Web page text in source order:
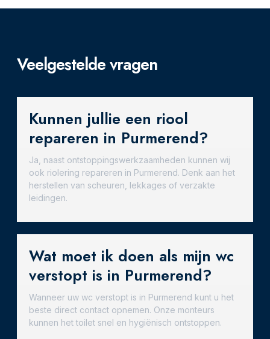
Veelgestelde vragen
Kunnen jullie een riool
repareren in Purmerend?
Ja, naast ontstoppingswerkzaamheden kunnen wij
ook riolering repareren in Purmerend. Denk aan het
herstellen van scheuren, lekkages of verzakte
leidingen.
Wat moet ik doen als mijn wc
verstopt is in Purmerend?
Wanneer uw wc verstopt is in Purmerend kunt u het
beste direct contact opnemen. Onze monteurs
kunnen het toilet snel en hygiënisch ontstoppen.